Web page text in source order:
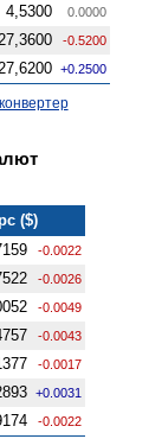
4,5300 0.0000
-0.5200
27,6200 +0.2500
конвертер
($)
-0.0022
-0.0026
-0.0049
-0.0043
-0.0017
+0.0031
-0.0022